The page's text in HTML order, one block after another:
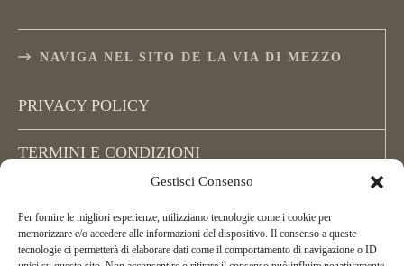
Gestisci Consenso
Per fornire le migliori esperienze, utilizziamo tecnologie come i cookie per
memorizzare e/o accedere alle informazioni del dispositivo. Il consenso a queste
tecnologie ci permetterà di elaborare dati come il comportamento di navigazione o ID
NAVIGA NEL SITO DE LA VIA DI MEZZO
PRIVACY POLICY
TERMINI E CONDIZIONI